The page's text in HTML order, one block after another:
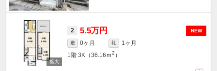
NEW
2 5.5万円
敷 0ヶ月 礼
1ヶ月
1階 3K（36.16ｍ2 ）